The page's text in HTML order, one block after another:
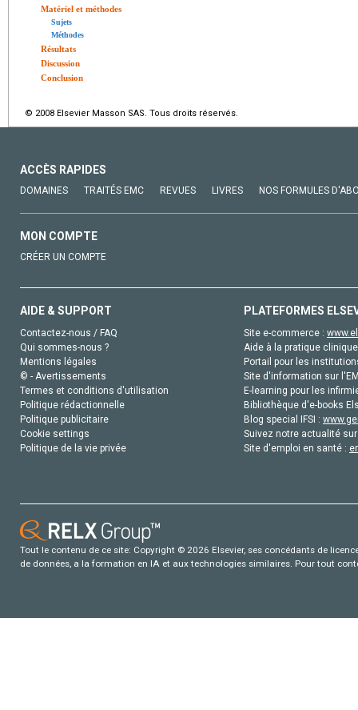
Matériel et méthodes
Sujets
Méthodes
Résultats
Discussion
Conclusion
© 2008 Elsevier Masson SAS. Tous droits réservés.
ACCÈS RAPIDES
DOMAINES TRAITÉS EMC REVUES LIVRES NOS FORMULES
MON COMPTE
CRÉER UN COMPTE
AIDE & SUPPORT
Contactez-nous / FAQ
Qui sommes-nous ?
Mentions légales
© - Avertissements
Termes et conditions d'utilisation
Politique rédactionnelle
Politique publicitaire
Cookie settings
Politique de la vie privée
PLATEFORMES
Site e-commerce :
Aide à la pratique
Portail pour les
Site d'information sur
E-learning pour les
Bibliothèque d'e-books
Blog special IFSI :
Suivez notre actualité
Site d'emploi en santé :
Tout le contenu de ce site: Copyright © 2026 Elsevier, ses concédants de
de données, a la formation en IA et aux technologies similaires. Pour tout